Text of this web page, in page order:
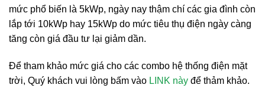
mức phổ biến là 5kWp, ngày nay thậm chí các gia đình còn
lắp tới 10kWp hay 15kWp do mức tiêu thụ điện ngày càng
tăng còn giá đầu tư lại giảm dần.
Để tham khảo mức giá cho các combo hệ thống điện mặt
trời, Quý khách vui lòng bấm vào LINK này để thảm khảo.